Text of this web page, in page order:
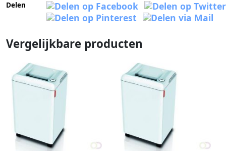
Delen
Vergelijkbare producten